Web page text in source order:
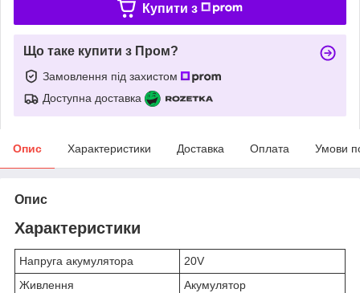
Купити з
Що таке купити з Пром?
Замовлення під захистом
Доступна доставка
Опис Характеристики Доставка Оплата Умови
Опис
Характеристики
Напруга акумулятора
20V
Живлення
Акумулятор